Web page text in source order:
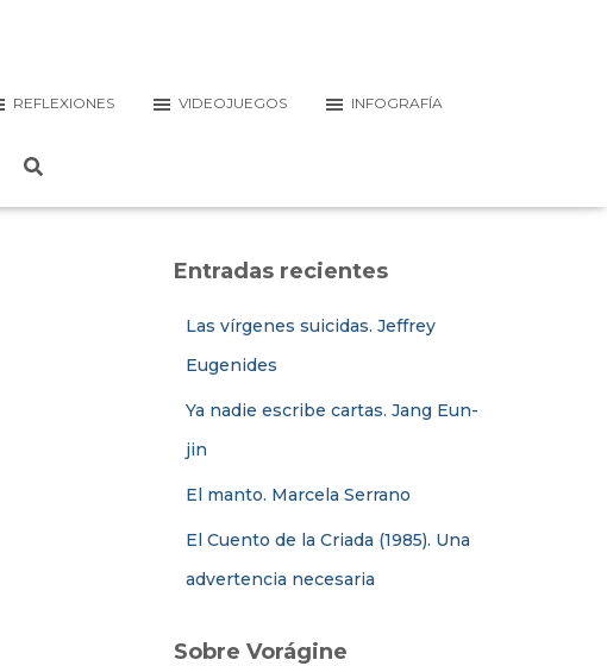
REFLEXIONES VIDEOJUEGOS INFOGRAFÍA
Entradas recientes
Las vírgenes suicidas. Jeffrey
Eugenides
Ya nadie escribe cartas. Jang Eun-
jin
El manto. Marcela Serrano
El Cuento de la Criada (1985). Una
advertencia necesaria
Sobre Vorágine